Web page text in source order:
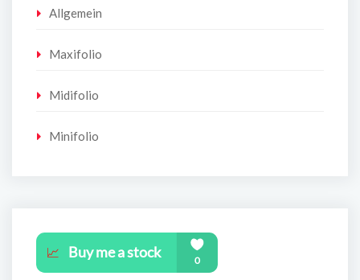
Allgemein
Maxifolio
Midifolio
Minifolio